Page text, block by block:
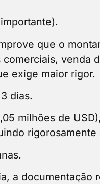
que o
venda
exige maior rigor.
dias.
milhões de
rigorosamente
a documentação